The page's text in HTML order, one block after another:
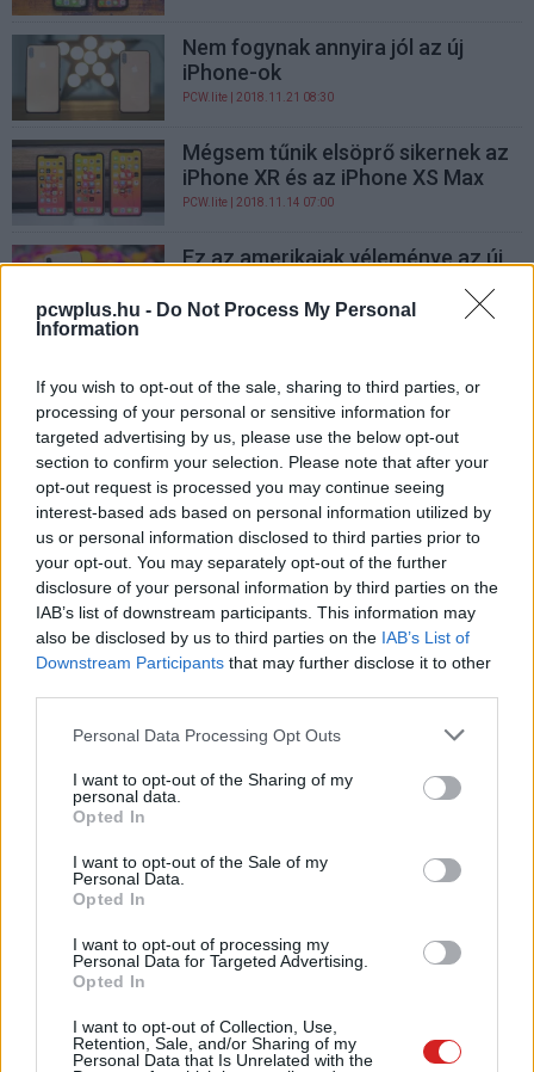
pcwplus.hu - Do Not Process My Personal
Information
If you wish to opt-out of the sale, sharing to third parties, or
processing of your personal or sensitive information for
targeted advertising by us, please use the below opt-out
section to confirm your selection. Please note that after your
opt-out request is processed you may continue seeing
interest-based ads based on personal information utilized by
us or personal information disclosed to third parties prior to
your opt-out. You may separately opt-out of the further
disclosure of your personal information by third parties on the
IAB’s list of downstream participants. This information may
also be disclosed by us to third parties on the IAB’s List of
Downstream Participants that may further disclose it to other
Please note that this website/app uses one or more Google
not limited to your visit or usage behaviour. You may click to
grant or deny consent to Google and its third-party tags to
use your data for below specified purposes in below Google
consent section.
Personal Data Processing Opt Outs
I want to opt-out of the Sharing of my
personal data.
Opted In
I want to opt-out of the Sale of my
Personal Data.
Opted In
I want to opt-out of processing my
Personal Data for Targeted Advertising.
Opted In
I want to opt-out of Collection, Use,
Retention, Sale, and/or Sharing of my
Personal Data that Is Unrelated with the
Nem fogynak annyira jól az új
iPhone-ok
PCW.lite | 2018.11.21 08:30
Mégsem tűnik elsöprő sikernek az
iPhone XR és az iPhone XS Max
PCW.lite | 2018.11.14 07:00
Ez az amerikaiak véleménye az új
PCW.lite| 2018.09.25 07:00
iPhone-ra várókat
PCW.lite| 2018.09.21 14:30
Tényleg négy Samsung Galaxy
S10 készül
PCW.lite | 2018.09.20 16:30
Végre kiderült, hogy mekkora
akkumulátor van az új iPhone-
okban
PCW.lite | 2018.09.20 13:30
Az Apple beszállítói aggódnak az
iPhone-ok magas árai miatt
| 2018.09.18 15:00
Miért ilyen hihetetlenül drágák
Magyarországon az új iPhone-ok?
PCW.lite| 2018.09.15 07:00